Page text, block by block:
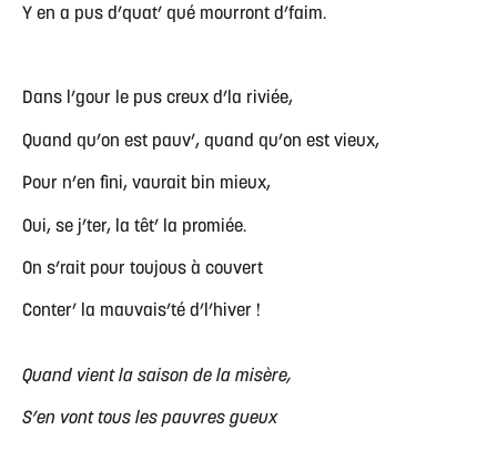
Y en a pus d’quat’ qué mourront d’faim.
Dans l’gour le pus creux d’la riviée,
Quand qu’on est pauv’, quand qu’on est vieux,
Pour n’en fini, vaurait bin mieux,
Oui, se j’ter, la têt’ la promiée.
On s’rait pour toujous à couvert
Conter’ la mauvais’té d’l’hiver !
Quand vient la saison de la misère,
S’en vont tous les pauvres gueux